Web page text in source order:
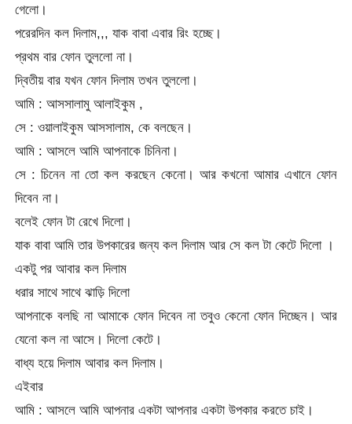
গেলো।
পরেরদিন কল দিলাম,,, যাক বাবা এবার রিং হচ্ছে।
প্রথম বার ফোন তুললো না।
দ্বিতীয় বার যখন ফোন দিলাম তখন তুললো।
আমি : আসসালামু আলাইকুম ,
সে : ওয়ালাইকুম আসসালাম, কে বলছেন।
আমি : আসলে আমি আপনাকে চিনিনা।
সে : চিনেন না তো কল করছেন কেনো। আর কখনো আমার এখানে ফোন
দিবেন না।
বলেই ফোন টা রেখে দিলো।
যাক বাবা আমি তার উপকারের জন্য কল দিলাম আর সে কল টা কেটে দিলো ।
একটু পর আবার কল দিলাম
ধরার সাথে সাথে ঝাড়ি দিলো
আপনাকে বলছি না আমাকে ফোন দিবেন না তবুও কেনো ফোন দিচ্ছেন। আর
যেনো কল না আসে। দিলো কেটে।
বাধ্য হয়ে দিলাম আবার কল দিলাম।
এইবার
আমি : আসলে আমি আপনার একটা আপনার একটা উপকার করতে চাই।